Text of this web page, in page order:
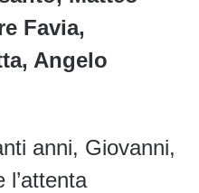
Favia,
Angelo
anni, Giovanni,
l’attenta